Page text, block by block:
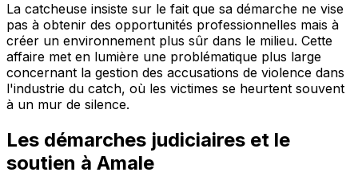
La catcheuse insiste sur le fait que sa démarche ne vise
pas à obtenir des opportunités professionnelles mais à
créer un environnement plus sûr dans le milieu. Cette
affaire met en lumière une problématique plus large
concernant la gestion des accusations de violence dans
l'industrie du catch, où les victimes se heurtent souvent
à un mur de silence.
Les démarches judiciaires et le
soutien à Amale